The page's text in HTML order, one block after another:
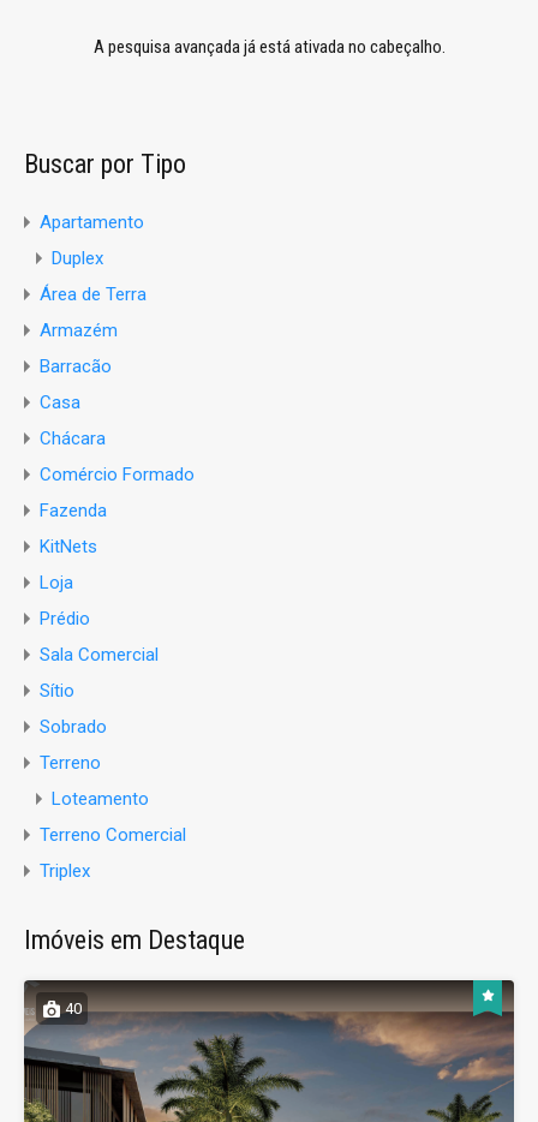
A pesquisa avançada já está ativada no cabeçalho.
Buscar por Tipo
Apartamento
Duplex
Área de Terra
Armazém
Barracão
Casa
Chácara
Comércio Formado
Fazenda
KitNets
Loja
Prédio
Sala Comercial
Sítio
Sobrado
Terreno
Loteamento
Terreno Comercial
Triplex
Imóveis em Destaque
40